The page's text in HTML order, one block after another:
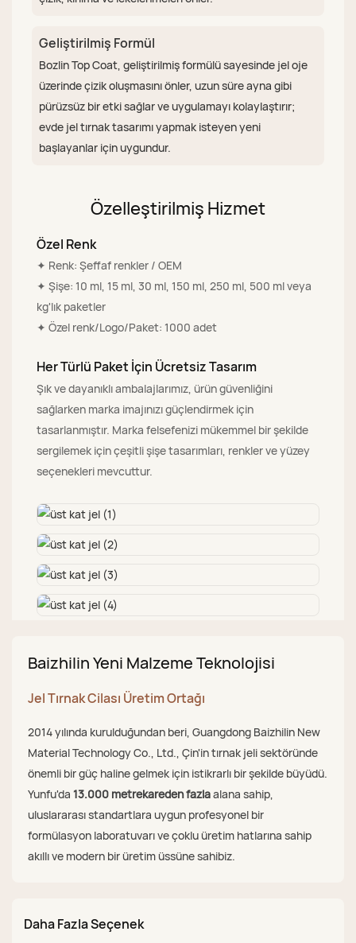
Geliştirilmiş Formül
Bozlin Top Coat, geliştirilmiş formülü sayesinde jel oje
üzerinde çizik oluşmasını önler, uzun süre ayna gibi
pürüzsüz bir etki sağlar ve uygulamayı kolaylaştırır;
evde jel tırnak tasarımı yapmak isteyen yeni
başlayanlar için uygundur.
Özelleştirilmiş Hizmet
Özel Renk
✦ Renk: Şeffaf renkler / OEM
✦ Şişe: 10 ml, 15 ml, 30 ml, 150 ml, 250 ml, 500 ml veya
kg'lık paketler
✦ Özel renk/Logo/Paket: 1000 adet
Her Türlü Paket İçin Ücretsiz Tasarım
Şık ve dayanıklı ambalajlarımız, ürün güvenliğini
sağlarken marka imajınızı güçlendirmek için
tasarlanmıştır. Marka felsefenizi mükemmel bir şekilde
sergilemek için çeşitli şişe tasarımları, renkler ve yüzey
seçenekleri mevcuttur.
Baizhilin Yeni Malzeme Teknolojisi
Jel Tırnak Cilası Üretim Ortağı
2014 yılında kurulduğundan beri, Guangdong Baizhilin New
Material Technology Co., Ltd., Çin'in tırnak jeli sektöründe
önemli bir güç haline gelmek için istikrarlı bir şekilde büyüdü.
Yunfu'da 13.000 metrekareden fazlaalana sahip,
uluslararası standartlara uygun profesyonel bir
formülasyon laboratuvarı ve çoklu üretim hatlarına sahip
akıllı ve modern bir üretim üssüne sahibiz.
Daha Fazla Seçenek